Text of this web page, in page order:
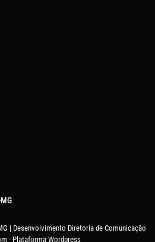
| Desenvolvimento Diretoria de Comunicação
- Plataforma Wordpress